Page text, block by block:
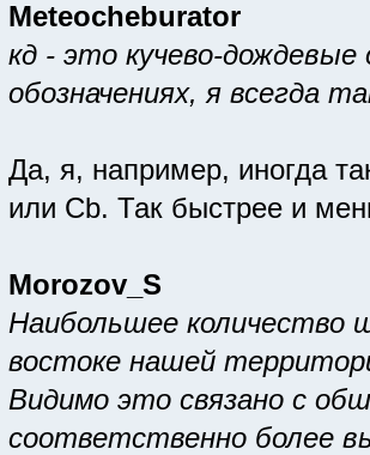
Meteocheburator
кд - это кучево-
обозначениях, я всегда
Да, я, например, иногда
или Cb. Так быстрее и
Morozov_S
Наибольшее количество
востоке нашей
Видимо это связано с
соответственно более